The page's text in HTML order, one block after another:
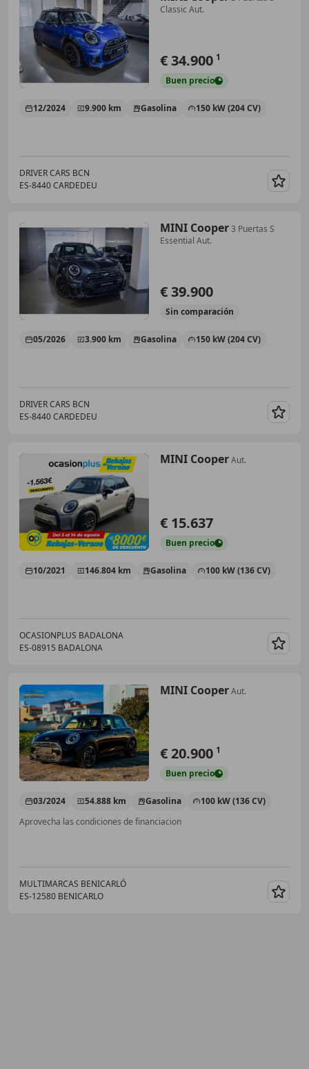
Classic Aut.
€ 34.900 1
Buen precio
12/2024 9.900 km Gasolina 150 kW (204 CV)
DRIVER CARS BCN
ES-8440 CARDEDEU
MINI Cooper3 Puertas S
Essential Aut.
€ 39.900
Sin comparación
05/2026 3.900 km Gasolina 150 kW (204 CV)
DRIVER CARS BCN
ES-8440 CARDEDEU
MINI CooperAut.
€ 15.637
Buen precio
10/2021 146.804 km Gasolina 100 kW (136 CV)
OCASIONPLUS BADALONA
ES-08915 BADALONA
MINI CooperAut.
€ 20.900 1
Buen precio
03/2024 54.888 km Gasolina
100 kW (136 CV)
Aprovecha las condiciones de financiacion
MULTIMARCAS BENICARLÓ
ES-12580 BENICARLO